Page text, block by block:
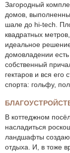
Загородный
домов,
шале до hi-tech.
квадратных
идеальное
домовладении
собственный
гектаров и вся
спорта: гольфу,
В коттеджном
насладиться
ландшафты
отдыха. И, в тоже